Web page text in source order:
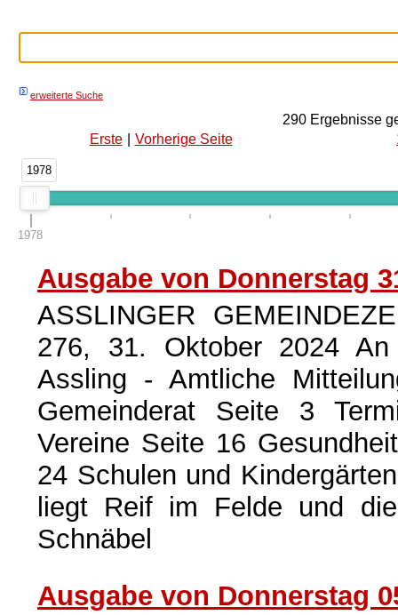
erweiterte Suche
290Ergebnisse
Erste
Vorherige Seite
1978
1978
Ausgabe von Donnerstag
ASSLINGER
276, 31. Oktober 2024
Assling - Amtliche
Gemeinderat Seite 3
Vereine Seite 16
24 Schulen und
liegt Reif im Felde und
Schnäbel
Ausgabe von Donnerstag